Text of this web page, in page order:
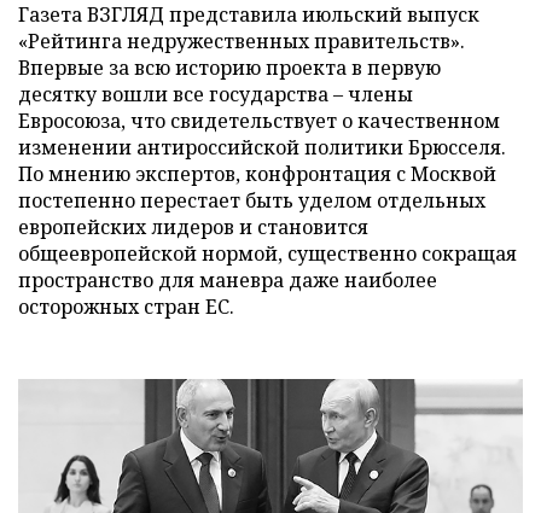
Газета ВЗГЛЯД представила июльский выпуск
«Рейтинга недружественных правительств».
Впервые за всю историю проекта в первую
десятку вошли все государства – члены
Евросоюза, что свидетельствует о качественном
изменении антироссийской политики Брюсселя.
По мнению экспертов, конфронтация с Москвой
постепенно перестает быть уделом отдельных
европейских лидеров и становится
общеевропейской нормой, существенно сокращая
пространство для маневра даже наиболее
осторожных стран ЕС.